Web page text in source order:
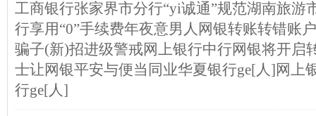
工商银行张家界市分行“yi诚通”规范湖南旅游
行享用“0”手续费年夜意男人网银转账转错账
骗子(新)招进级警戒网上银行中行网银将开启
士让网银平安与便当同业华夏银行ge[人]网上
行ge[人]